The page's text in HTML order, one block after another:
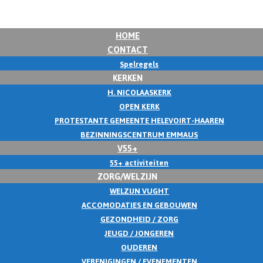
HOME
CONTACT
Spelregels
KERKEN
H. NICOLAASKERK
OPEN KERK
PROTESTANTE GEMEENTE HELEVOIRT-HAAREN
BEZINNINGSCENTRUM EMMAUS
V55+
55+ activiteiten
ZORG/WELZIJN
WELZIJN VUGHT
ACCOMODATIES EN GEBOUWEN
GEZONDHEID / ZORG
JEUGD / JONGEREN
OUDEREN